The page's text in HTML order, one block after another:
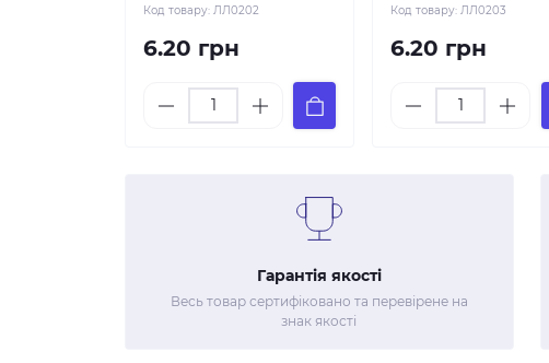
Код товару: ЛЛ0202
6.20 грн
Код товару:ЛЛ0203
6.20 грн
Гарантія якості
Весь товар сертифіковано та перевірене на
знак якості